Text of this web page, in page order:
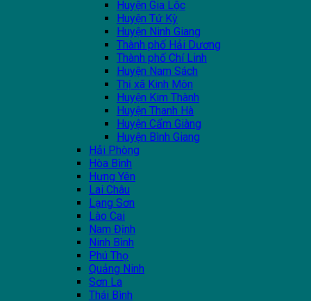
Huyện Gia Lộc
Huyện Tứ Kỳ
Huyện Ninh Giang
Thành phố Hải Dương
Thành phố Chí Linh
Huyện Nam Sách
Thị xã Kinh Môn
Huyện Kim Thành
Huyện Thanh Hà
Huyện Cẩm Giàng
Huyện Bình Giang
Hải Phòng
Hòa Bình
Hưng Yên
Lai Châu
Lạng Sơn
Lào Cai
Nam Định
Ninh Bình
Phú Thọ
Quảng Ninh
Sơn La
Thái Bình